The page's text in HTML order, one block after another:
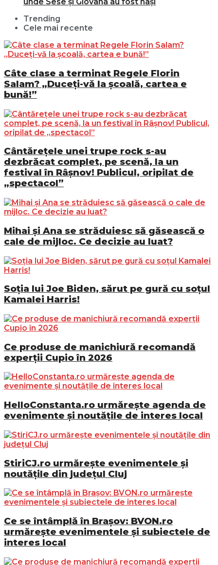
Trending
Cele mai recente
Câte clase a terminat Regele Florin
Salam? „Duceți-vă la școală, cartea e
bună!”
Cântărețele unei trupe rock s-au
dezbrăcat complet, pe scenă, la un
festival în Râșnov! Publicul, oripilat de
„spectacol”
Mihai și Ana se străduiesc să găsească o
cale de mijloc. Ce decizie au luat?
Soția lui Joe Biden, sărut pe gură cu soțul
Kamalei Harris!
Ce produse de manichiură recomandă
experții Cupio în 2026
HelloConstanta.ro urmărește agenda de
evenimente și noutățile de interes local
StiriCJ.ro urmărește evenimentele și
noutățile din județul Cluj
Ce se întâmplă în Brașov: BVON.ro
urmărește evenimentele și subiectele de
interes local